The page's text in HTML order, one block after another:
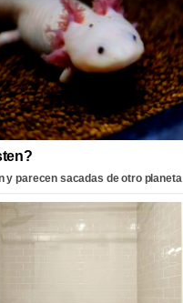
y parecen sacadas de otro planeta